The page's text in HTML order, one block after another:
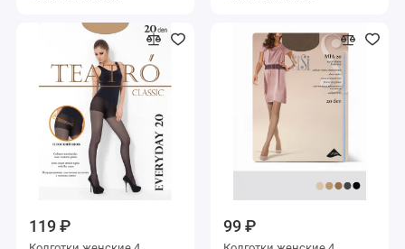
119 ₽ 99 ₽